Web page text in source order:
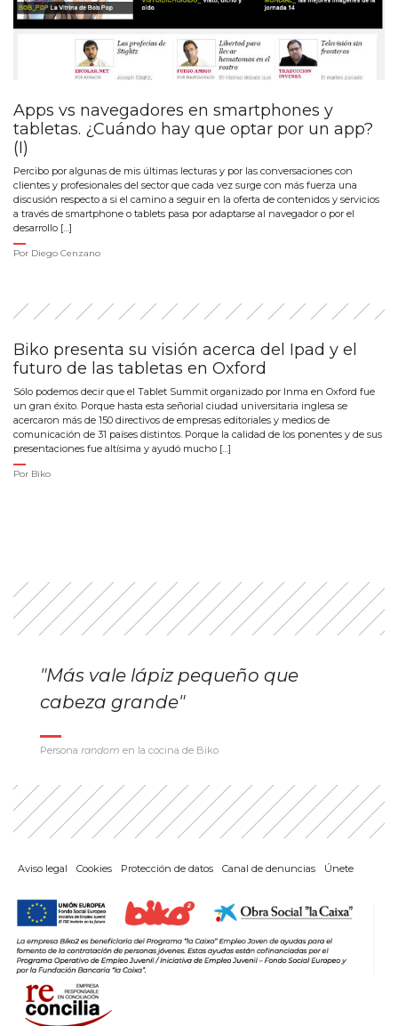
Apps vs navegadores en smartphones y
tabletas. ¿Cuándo hay que optar por un app?
(I)
Percibo por algunas de mis últimas lecturas y por las conversaciones con
clientes y profesionales del sector que cada vez surge con más fuerza una
discusión respecto a si el camino a seguir en la oferta de contenidos y servicios
a través de smartphone o tablets pasa por adaptarse al navegador o por el
desarrollo […]
Por Diego Cenzano
Biko presenta su visión acerca del Ipad y el
futuro de las tabletas en Oxford
Sólo podemos decir que el Tablet Summit organizado por Inma en Oxford fue
un gran éxito. Porque hasta esta señorial ciudad universitaria inglesa se
acercaron más de 150 directivos de empresas editoriales y medios de
comunicación de 31 países distintos. Porque la calidad de los ponentes y de sus
presentaciones fue altísima y ayudó mucho […]
Por Biko
"Más vale lápiz pequeño que
cabeza grande"
Persona random en la cocina de Biko
Aviso legal Cookies Protección de datos Canal de denuncias Únete